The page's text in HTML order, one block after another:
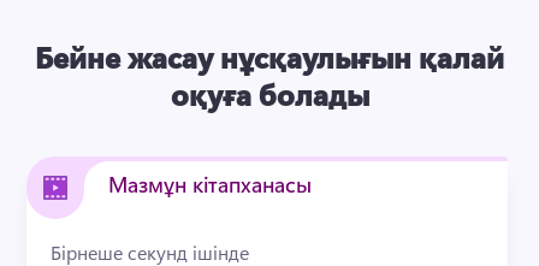
Бейне жасау нұсқаулығын қалай
оқуға болады
Мазмұн кітапханасы
Бірнеше секунд ішінде